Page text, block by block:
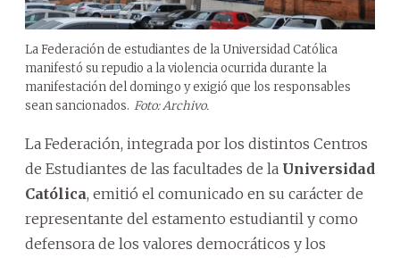
La Federación de estudiantes de la Universidad Católica
manifestó su repudio a la violencia ocurrida durante la
manifestación del domingo y exigió que los responsables
sean sancionados. Foto: Archivo.
La Federación, integrada por los distintos Centros
de Estudiantes de las facultades de la Universidad
Católica, emitió el comunicado en su carácter de
representante del estamento estudiantil y como
defensora de los valores democráticos y los